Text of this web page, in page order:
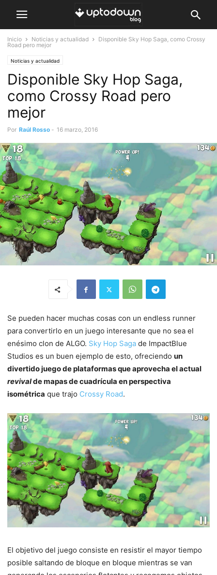
Inicio Noticias y actualidad
Disponible Sky Hop Saga, como Crossy
Road pero mejor
Noticias y actualidad
Disponible Sky Hop Saga,
como Crossy Road pero
mejor
Por Raúl Rosso - 16 marzo, 2016
Se pueden hacer muchas cosas con un endless runner
para convertirlo en un juego interesante que no sea el
enésimo clon de ALGO. Sky Hop Saga de ImpactBlue
Studios es un buen ejemplo de esto, ofreciendo un
divertido juego de plataformas que aprovecha el actual
revivalde mapas de cuadrícula en perspectiva
isométrica que trajo Crossy Road.
El objetivo del juego consiste en resistir el mayor tiempo
posible saltando de bloque en bloque mientras se van